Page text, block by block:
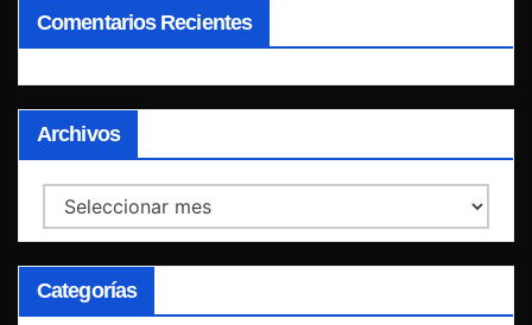
Comentarios Recientes
Archivos
Archivos
Categorías